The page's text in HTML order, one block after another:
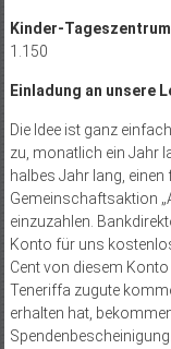
Kinder-
1.150
Einladung an unsere
Die Idee ist ganz
zu, monatlich ein Jahr
halbes Jahr lang,
Gemeinschaftsaktion
einzuzahlen.
Konto für uns
Cent von diesem
Teneriffa zugute
erhalten hat,